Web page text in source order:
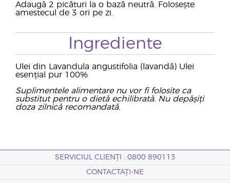
Adaugă 2 picături la o bază neutră. Folosește
amestecul de 3 ori pe zi.
Ingrediente
Ulei din Lavandula angustifolia (lavandă) Ulei
esențial pur 100%
Suplimentele alimentare nu vor fi folosite ca
substitut pentru o dietă echilibrată. Nu depășiți
doza zilnică recomandată.
SERVICIUL CLIENȚI : 0800 890113
CONTACTAȚI-NE